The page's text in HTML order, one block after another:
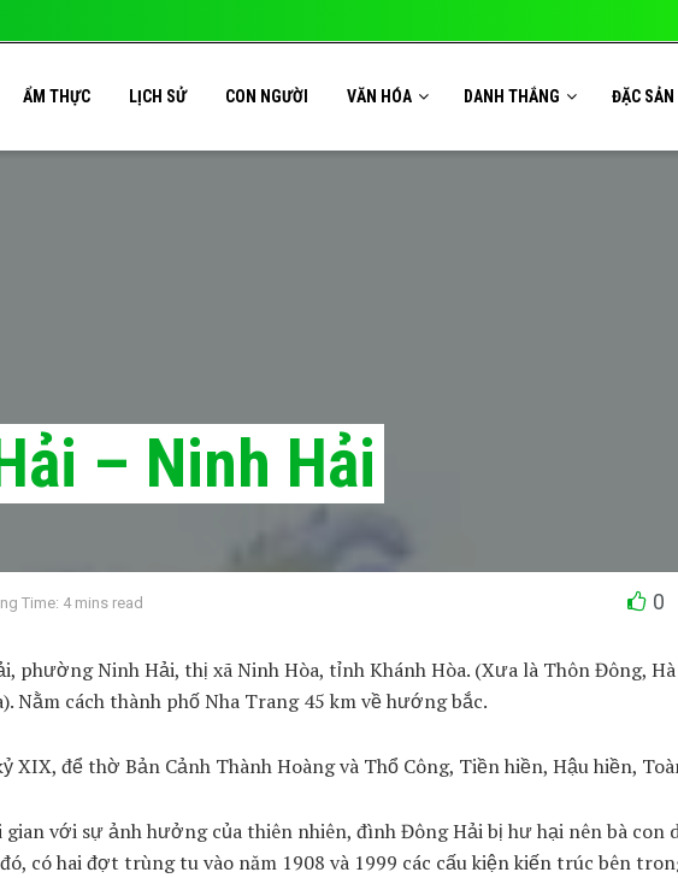
ẨM THỰC LỊCH SỬ CON NGƯỜI VĂN HÓA DANH THẮNG ĐẶC SẢN
– Ninh Hải
Time: 4 mins read 0
Ninh Hải, thị xã Ninh Hòa, tỉnh Khánh Hòa. (Xưa là Thôn Đông, Hà
Nằm cách thành phố Nha Trang 45 km về hướng bắc.
XIX, để thờ Bản Cảnh Thành Hoàng và Thổ Công, Tiền hiền, Hậu hiền,
với sự ảnh hưởng của thiên nhiên, đình Đông Hải bị hư hại nên bà con
có hai đợt trùng tu vào năm 1908 và 1999 các cấu kiện kiến trúc bên